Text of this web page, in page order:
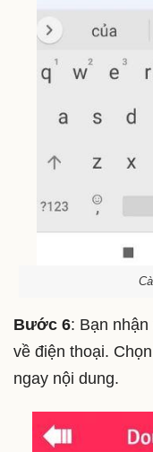
Bước 6: Bạn
về điện thoại.
ngay nội dung.